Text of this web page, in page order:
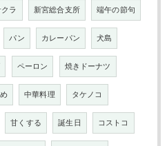
ラ 新宮総合支所 端午の節句
パン カレーパン 犬島
ペーロン 焼きドーナツ
中華料理 タケノコ
甘くする 誕生日 コストコ